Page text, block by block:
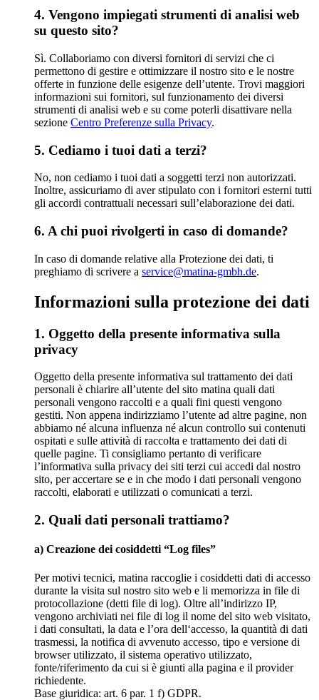
4. Vengono impiegati strumenti di analisi web
su questo sito?
Sì. Collaboriamo con diversi fornitori di servizi che ci
permettono di gestire e ottimizzare il nostro sito e le nostre
offerte in funzione delle esigenze dell’utente. Trovi maggiori
informazioni sui fornitori, sul funzionamento dei diversi
strumenti di analisi web e su come poterli disattivare nella
sezione Centro Preferenze sulla Privacy.
5. Cediamo i tuoi dati a terzi?
No, non cediamo i tuoi dati a soggetti terzi non autorizzati.
Inoltre, assicuriamo di aver stipulato con i fornitori esterni tutti
gli accordi contrattuali necessari sull’elaborazione dei dati.
6. A chi puoi rivolgerti in caso di domande?
In caso di domande relative alla Protezione dei dati, ti
preghiamo di scrivere a service@matina-gmbh.de.
Informazioni sulla protezione dei dati
1. Oggetto della presente informativa sulla
privacy
Oggetto della presente informativa sul trattamento dei dati
personali è chiarire all’utente del sito matina quali dati
personali vengono raccolti e a quali fini questi vengono
gestiti. Non appena indirizziamo l’utente ad altre pagine, non
abbiamo né alcuna influenza né alcun controllo sui contenuti
ospitati e sulle attività di raccolta e trattamento dei dati di
quelle pagine. Ti consigliamo pertanto di verificare
l’informativa sulla privacy dei siti terzi cui accedi dal nostro
sito, per accertare se e in che modo i dati personali vengono
raccolti, elaborati e utilizzati o comunicati a terzi.
2. Quali dati personali trattiamo?
a) Creazione dei cosiddetti “Log files”
Per motivi tecnici, matina raccoglie i cosiddetti dati di accesso
durante la visita sul nostro sito web e li memorizza in file di
protocollazione (detti file di log). Oltre all’indirizzo IP,
vengono archiviati nei file di log il nome del sito web visitato,
i dati consultati, la data e l’ora dell‘accesso, la quantità di dati
trasmessi, la notifica di avvenuto accesso, tipo e versione di
browser utilizzato, il sistema operativo utilizzato,
fonte/riferimento da cui si è giunti alla pagina e il provider
richiedente.
Base giuridica: art. 6 par. 1 f) GDPR.